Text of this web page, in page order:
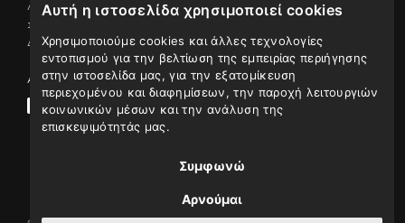
Αυτή η ιστοσελίδα χρησιμοποιεί cookies
Χρησιμοποιούμε cookies και άλλες τεχνολογίες
εντοπισμού για την βελτίωση της εμπειρίας περιήγησης
στην ιστοσελίδα μας, για την εξατομίκευση
περιεχομένου και διαφημίσεων, την παροχή λειτουργιών
κοινωνικών μέσων και την ανάλυση της
επισκεψιμότητάς μας.
Συμφωνώ
Αρνούμαι
Λεωφ. Βουλιαγμένης 506,
17456 Άλιμος
Δείτε τον χάρτη
Ακολουθήστε μας
Επικοινωνήστε
210 9926507